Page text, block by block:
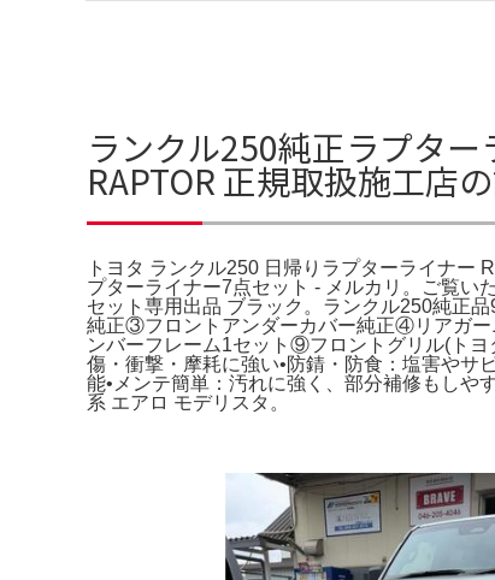
ランクル250純正ラプタ
RAPTOR 正規取扱施工店
トヨタ ランクル250 日帰りラプターライナー
プターライナー7点セット - メルカリ。ご覧
セット専用出品 ブラック。ランクル250純正
純正③フロントアンダーカバー純正④リアガ
ンバーフレーム1セット⑨フロントグリル(ト
傷・衝撃・摩耗に強い•防錆・防食：塩害やサ
能•メンテ簡単：汚れに強く、部分補修もし
系 エアロ モデリスタ。